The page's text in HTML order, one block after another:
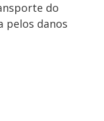
do
pelos danos